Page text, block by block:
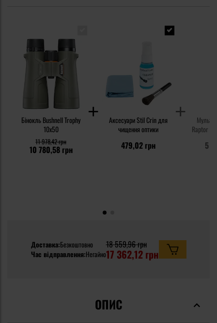
Бінокль Bushnell Trophy
10x50
10 780,58 грн
11 978,42 грн
Аксесуари Stil Crin для
чищення оптики
479,02 грн
Raptor
5
Доставка:Безкоштовно
Час відправлення:Негайно
18 559,96 грн
17 362,12 грн
ОПИС